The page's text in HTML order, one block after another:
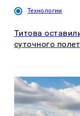
Технологии
Титова
суточного